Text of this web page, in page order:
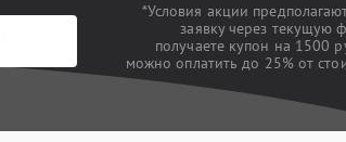
*Условия акции
заявку через текущую
получаете купон на 1500
можно оплатить до 25% от